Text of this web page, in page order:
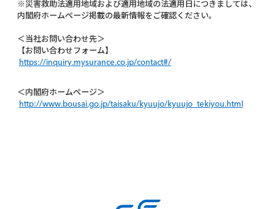
※災害救助法適用地域および適用地域の法適用日につきましては、
内閣府ホームページ掲載の最新情報をご確認ください。
＜当社お問い合わせ先＞
【お問い合わせフォーム】
https://inquiry.mysurance.co.jp/contact#/
＜内閣府ホームページ＞
http://www.bousai.go.jp/taisaku/kyuujo/kyuujo_tekiyou.html